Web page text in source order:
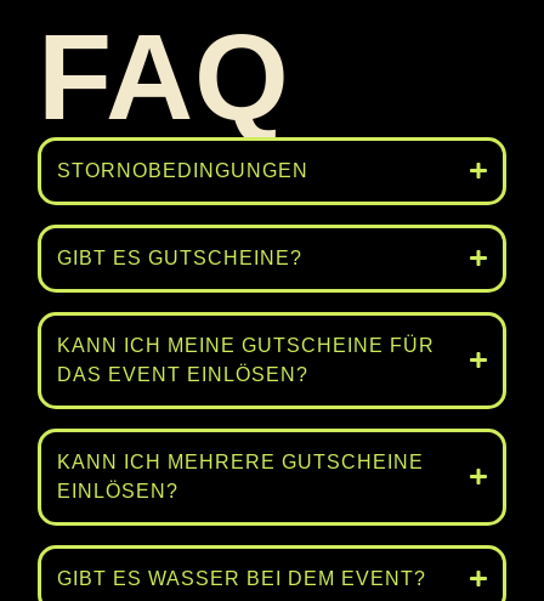
FAQ
STORNOBEDINGUNGEN
GIBT ES GUTSCHEINE?
KANN ICH MEINE GUTSCHEINE FÜR
DAS EVENT EINLÖSEN?
KANN ICH MEHRERE GUTSCHEINE
EINLÖSEN?
GIBT ES WASSER BEI DEM EVENT?